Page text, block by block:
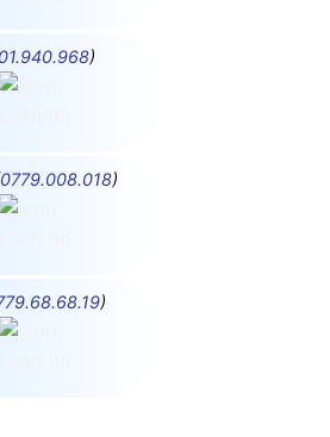
)
0779.008.018)
)